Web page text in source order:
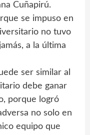
Cuñapirú.
se impuso en
no tuvo
a la última
ser similar al
debe ganar
porque logró
no solo en
equipo que